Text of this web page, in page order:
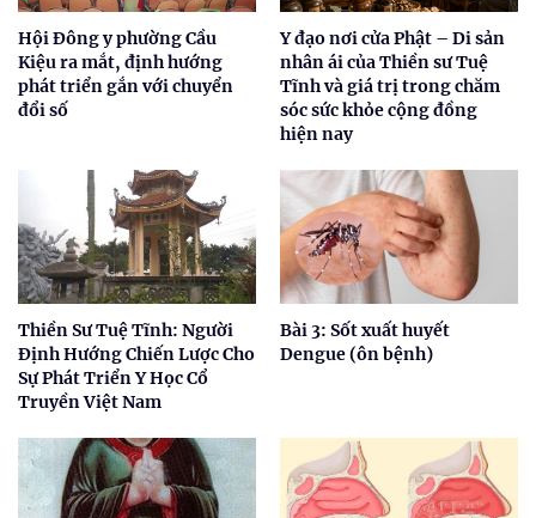
Hội Đông y phường Cầu
Kiệu ra mắt, định hướng
phát triển gắn với chuyển
đổi số
Y đạo nơi cửa Phật – Di sản
nhân ái của Thiền sư Tuệ
Tĩnh và giá trị trong chăm
sóc sức khỏe cộng đồng
hiện nay
Thiền Sư Tuệ Tĩnh: Người
Định Hướng Chiến Lược Cho
Sự Phát Triển Y Học Cổ
Truyền Việt Nam
Bài 3: Sốt xuất huyết
Dengue (ôn bệnh)